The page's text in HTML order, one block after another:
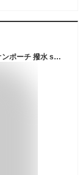
【ALOHA COLLECTION】ハローキティ クリップオンポーチ 撥水 splashproof 防滴 Hello Kitty コラボレーション CUTE ブラウン ピンク ポーチ 小物ケース キティ 日焼けキティ 海 プール ビーチ イヤホンケース ハワイ プレゼント KAWAII 【KOBE三宮 Pua Hawaii】 ko